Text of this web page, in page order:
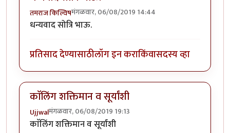
तमराज किल्विषमंगळवार, 06/08/2019 14:44
धन्यवाद सोत्रि भाऊ.
प्रतिसाद देण्यासाठीलॉग इन कराकिंवासदस्य व्हा
काॅलिंग शक्तिमान व सूर्यांशी
Ujjwalमंगळवार, 06/08/2019 19:13
काॅलिंग शक्तिमान व सूर्यांशी